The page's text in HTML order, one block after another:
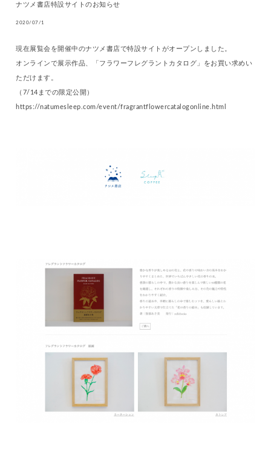
ナツメ書店特設サイトのお知らせ
2020/07/1
現在展覧会を開催中のナツメ書店で特設サイトがオープンしました。
オンラインで展示作品、「フラワーフレグラントカタログ」をお買い求めい
ただけます。
（7/14までの限定公開）
https://natumesleep.com/event/fragrantflowercatalogonline.html